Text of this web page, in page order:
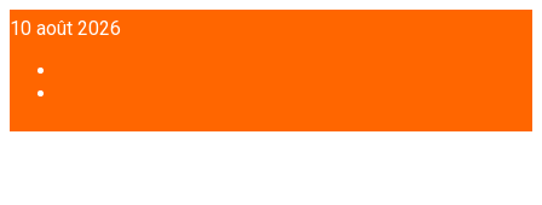
10 août 2026